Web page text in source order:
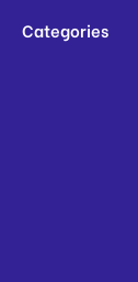
Categories